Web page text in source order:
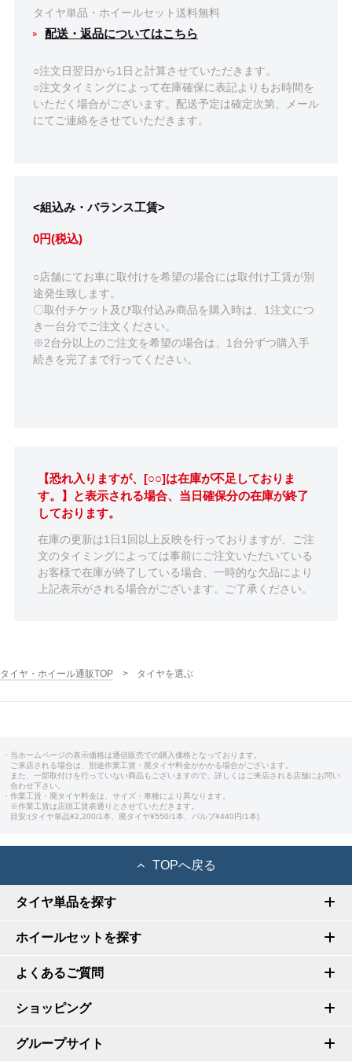
タイヤ単品・ホイールセット送料無料
配送・返品についてはこちら
○注文日翌日から1日と計算させていただきます。
○注文タイミングによって在庫確保に表記よりもお時間を
いただく場合がございます。配送予定は確定次第、メール
にてご連絡をさせていただきます。
<組込み・バランス工賃>
0円(税込)
○店舗にてお車に取付けを希望の場合には取付け工賃が別
途発生致します。
〇取付チケット及び取付込み商品を購入時は、1注文につ
き一台分でご注文ください。
※2台分以上のご注文を希望の場合は、1台分ずつ購入手
続きを完了まで行ってください。
【恐れ入りますが、[○○]は在庫が不足しておりま
す。】と表示される場合、当日確保分の在庫が終了
しております。
在庫の更新は1日1回以上反映を行っておりますが、ご注
文のタイミングによっては事前にご注文いただいている
お客様で在庫が終了している場合、一時的な欠品により
上記表示がされる場合がございます。ご了承ください。
タイヤ・ホイール通販TOP タイヤを選ぶ
・当ホームページの表示価格は通信販売での購入価格となっております。
ご来店される場合は、別途作業工賃・廃タイヤ料金がかかる場合がございます。
また、一部取付けを行っていない商品もございますので、詳しくはご来店される店舗にお問い
合わせ下さい。
・作業工賃・廃タイヤ料金は、サイズ・車種により異なります。
※作業工賃は店頭工賃表通りとさせていただきます。
目安:(タイヤ単品¥2,200/1本、廃タイヤ¥550/1本、バルブ¥440円/1本)
TOPへ戻る
タイヤ単品を探す
ホイールセットを探す
よくあるご質問
ショッピング
グループサイト